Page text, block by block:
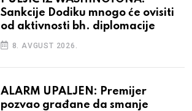
Sankcije Dodiku mnogo će ovisiti
od aktivnosti bh. diplomacije
8. AVGUST 2026.
ALARM UPALJEN: Premijer
pozvao građane da smanje